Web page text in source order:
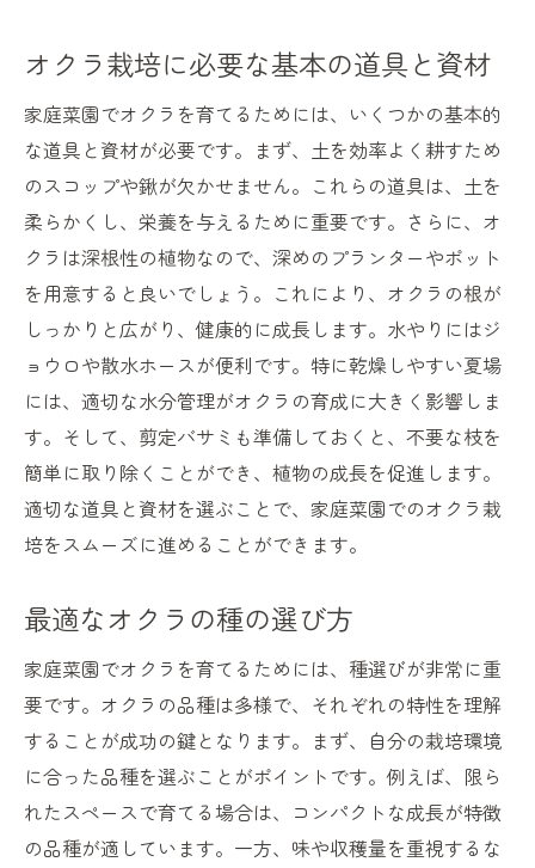
家庭菜園ならではのオクラの成長過程の楽
オクラ栽培で得られる収穫の喜び
初心者でも失敗しにくいオクラ栽培の秘密
健康に良いオクラの魅力とは
オクラの家庭菜園がもたらす生活の質向上
ベランダで手軽に家庭菜園！オクラの育て方ガ
イド
狭いスペースでも育てられるオクラの方法
鉢植えオクラの育成に必要なポイント
ベランダ菜園でのオクラの水やりと日照管
理
簡単にできるベランダオクラ栽培の工夫
初心者でも安心！ベランダでオクラを育て
家庭菜園で育てるオクラの種まきから収穫まで
のステップ
オクラの種まきから発芽までのステップ
成長過程での手入れ方法と注意点
オクラの収穫適期と見極め方
オクラ栽培に必要な基本の道具と資材
家庭菜園でオクラを育てるためには、いくつかの基本的
な道具と資材が必要です。まず、土を効率よく耕すため
のスコップや鍬が欠かせません。これらの道具は、土を
柔らかくし、栄養を与えるために重要です。さらに、オ
クラは深根性の植物なので、深めのプランターやポット
を用意すると良いでしょう。これにより、オクラの根が
しっかりと広がり、健康的に成長します。水やりにはジ
ョウロや散水ホースが便利です。特に乾燥しやすい夏場
には、適切な水分管理がオクラの育成に大きく影響しま
す。そして、剪定バサミも準備しておくと、不要な枝を
簡単に取り除くことができ、植物の成長を促進します。
適切な道具と資材を選ぶことで、家庭菜園でのオクラ栽
培をスムーズに進めることができます。
最適なオクラの種の選び方
家庭菜園でオクラを育てるためには、種選びが非常に重
要です。オクラの品種は多様で、それぞれの特性を理解
することが成功の鍵となります。まず、自分の栽培環境
に合った品種を選ぶことがポイントです。例えば、限ら
れたスペースで育てる場合は、コンパクトな成長が特徴
の品種が適しています。一方、味や収穫量を重視するな